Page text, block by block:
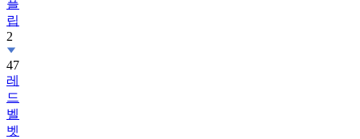
플
립
2
47
레
드
벨
벳